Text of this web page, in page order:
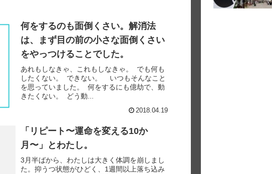
何をするのも面倒くさい。解消法
は、まず目の前の小さな面倒くさい
をやっつけることでした。
あれもしなきゃ、これもしなきゃ。 でも何も
したくない。 できない。 いつもそんなこと
を思っていました。 何をするにも億劫で、動
きたくない。 どう動...
2018.04.19
「リピート〜運命を変える10か
月〜」とわたし。
3月半ばから、わたしは大きく体調を崩しまし
た。抑うつ状態がひどく、1週間以上落ち込み